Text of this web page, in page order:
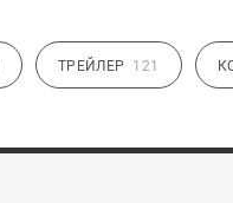
ТРЕЙЛЕР 121